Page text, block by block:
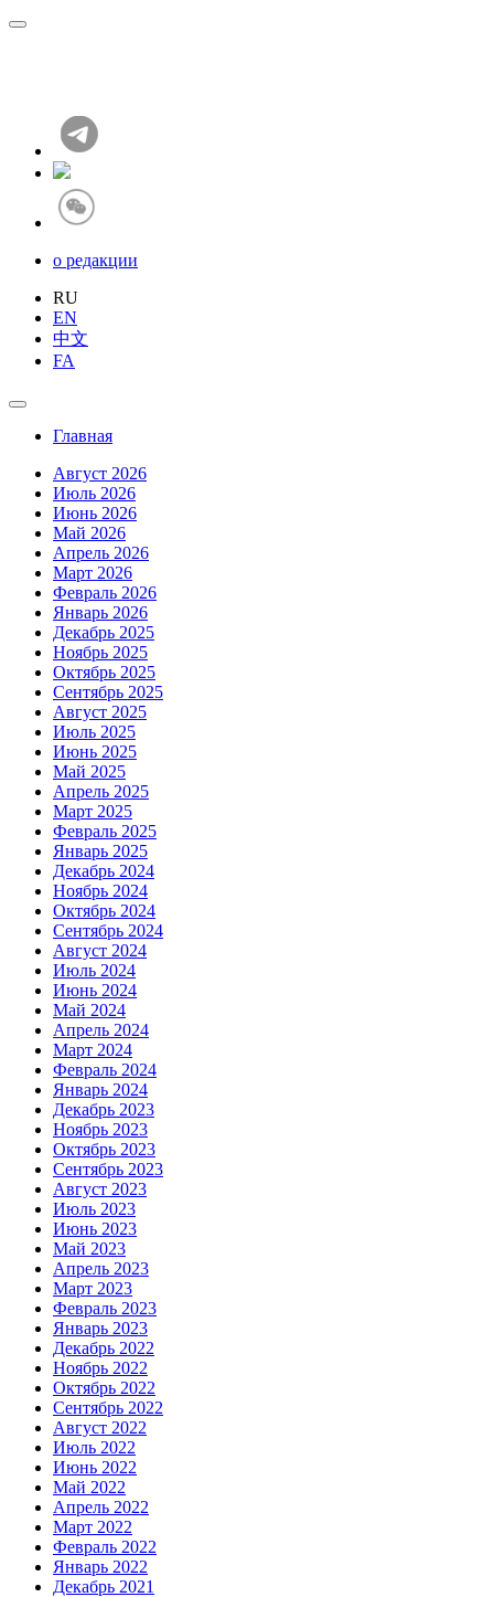
о редакции
RU
EN
中文
FA
Главная
Август 2026
Июль 2026
Июнь 2026
Май 2026
Апрель 2026
Март 2026
Февраль 2026
Январь 2026
Декабрь 2025
Ноябрь 2025
Октябрь 2025
Сентябрь 2025
Август 2025
Июль 2025
Июнь 2025
Май 2025
Апрель 2025
Март 2025
Февраль 2025
Январь 2025
Декабрь 2024
Ноябрь 2024
Октябрь 2024
Сентябрь 2024
Август 2024
Июль 2024
Июнь 2024
Май 2024
Апрель 2024
Март 2024
Февраль 2024
Январь 2024
Декабрь 2023
Ноябрь 2023
Октябрь 2023
Сентябрь 2023
Август 2023
Июль 2023
Июнь 2023
Май 2023
Апрель 2023
Март 2023
Февраль 2023
Январь 2023
Декабрь 2022
Ноябрь 2022
Октябрь 2022
Сентябрь 2022
Август 2022
Июль 2022
Июнь 2022
Май 2022
Апрель 2022
Март 2022
Февраль 2022
Январь 2022
Декабрь 2021